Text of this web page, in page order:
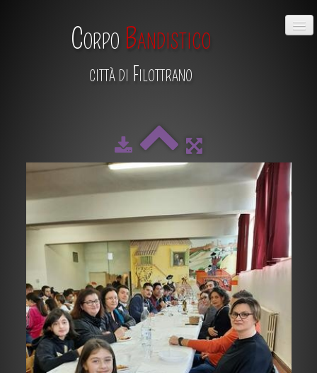
Corpo Bandistico
città di Filottrano
CHI SIAMO
DIRETTIVO
SCUOLA DI MUSICA
ALBUM
CALENDARIO
CONTATTI